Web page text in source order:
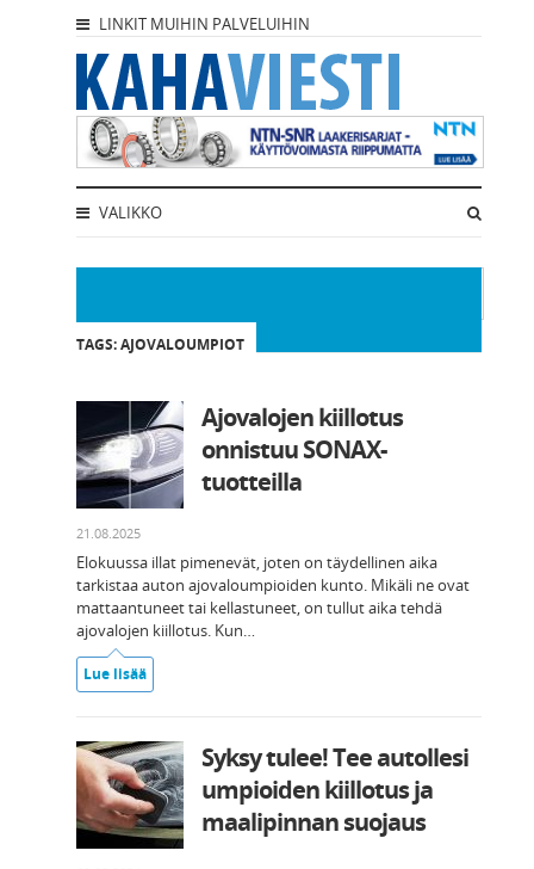
LINKIT MUIHIN PALVELUIHIN
VALIKKO
TAGS: AJOVALOUMPIOT
Ajovalojen kiillotus
onnistuu SONAX-
tuotteilla
21.08.2025
Elokuussa illat pimenevät, joten on täydellinen aika
tarkistaa auton ajovaloumpioiden kunto. Mikäli ne ovat
mattaantuneet tai kellastuneet, on tullut aika tehdä
ajovalojen kiillotus. Kun…
Lue lisää
Syksy tulee! Tee autollesi
umpioiden kiillotus ja
maalipinnan suojaus